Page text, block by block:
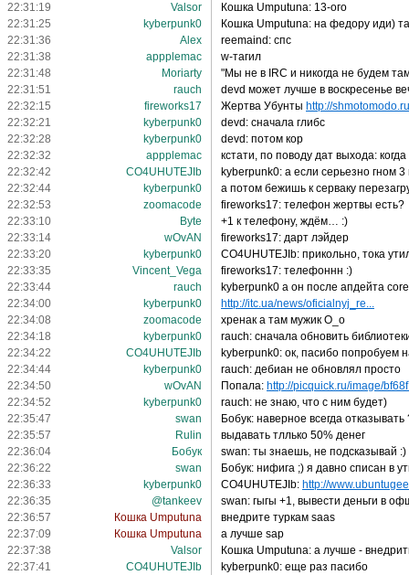
22:31:19
Valsor
Кошка Umputuna: 13-ого
22:31:25
kyberpunk0
Кошка Umputuna: на федору иди)
22:31:36
Alex
reemaind: спс
22:31:38
appplemac
w-тагил
22:31:48
Moriarty
"Мы не в IRC и никогда не будем
22:31:51
rauch
devd может лучше в воскресенье
22:32:15
fireworks17 Жертва Убунты http://
22:32:21
kyberpunk0
devd: сначала глибс
22:32:28
kyberpunk0
devd: потом кор
22:32:32
appplemac
кстати, по поводу дат выхода:
22:32:42
CO4UHUTEJIb
kyberpunk0: а если серьезно гном 3
22:32:44
kyberpunk0
а потом бежишь к серваку
22:32:53
zoomacode
fireworks17: телефон жертвы есть?
22:33:10
Byte
+1 к телефону, ждём… :)
22:33:14
wOvAN
fireworks17: дарт лэйдер
22:33:20
kyberpunk0
CO4UHUTEJIb: прикольно, тока
22:33:35
Vincent_Vega
fireworks17: телефоннн :)
22:33:44
rauch
kyberpunk0 а он после апдейта
22:34:00
kyberpunk0
http://itc.ua/news/oficialnyj_re...
22:34:08
zoomacode
хренак а там мужик О_о
22:34:18
kyberpunk0
rauch: сначала обновить
22:34:22
CO4UHUTEJIb
kyberpunk0: ок, пасибо попробуем
22:34:44
kyberpunk0
rauch: дебиан не обновлял просто
22:34:50
wOvAN Попала: http://picquick.ru/image/
22:34:52
kyberpunk0
rauch: не знаю, что с ним будет)
22:35:47
swan
Бобук: наверное всегда отказывать
22:35:57
Rulin
выдавать тллько 50% денег
22:36:04
Бобук
swan: ты знаешь, не подсказывай :)
22:36:22
swan
Бобук: нифига ;) я давно списан в
22:36:33
kyberpunk0 CO4UHUTEJIb: http://
22:36:35
@tankeev
swan: гыгы +1, вывести деньги в
22:36:57
Кошка Umputuna
внедрите туркам saas
22:37:09
Кошка Umputuna
а лучше sap
22:37:38
Valsor
Кошка Umputuna: а лучше -
22:37:41
CO4UHUTEJIb kyberpunk0: еще раз пасибо